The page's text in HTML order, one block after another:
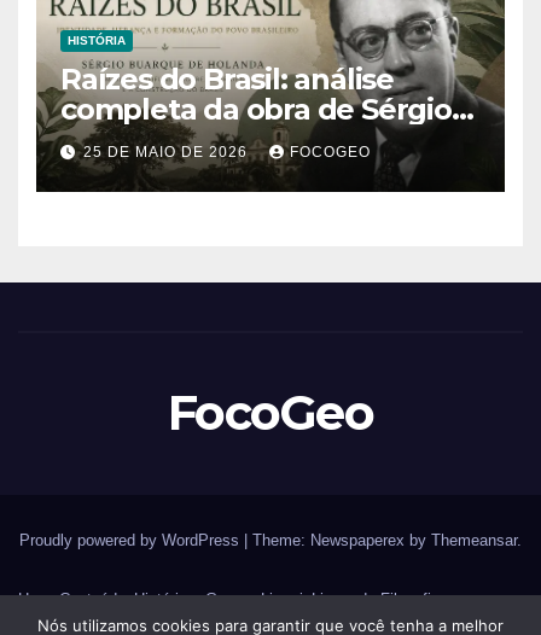
HISTÓRIA
Raízes do Brasil: análise
completa da obra de Sérgio
Buarque de Holanda e sua
importância para entender a
formação do Brasil
25 DE MAIO DE 2026 FOCOGEO
FocoGeo
Proudly powered by WordPress Theme: Newspaperex by Themeansar.
HomeConteúdosHistória – GuerrasLivrariaLivros de Filosofia
Nós utilizamos cookies para garantir que você tenha a melhor